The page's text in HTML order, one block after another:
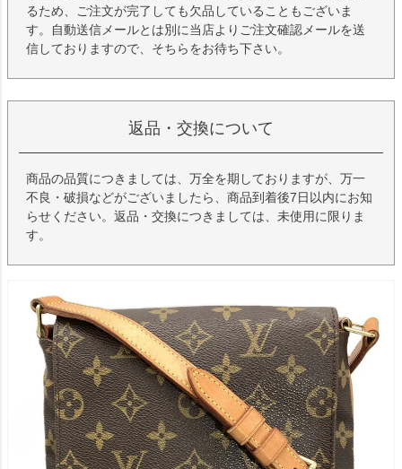
るため、ご注文が完了しても欠品していることもございま
す。自動送信メールとは別に当店よりご注文確認メールを送
信しておりますので、そちらをお待ち下さい。
返品・交換について
商品の品質につきましては、万全を期しておりますが、万一
不良・破損などがございましたら、商品到着後7日以内にお知
らせください。返品・交換につきましては、未使用に限りま
す。